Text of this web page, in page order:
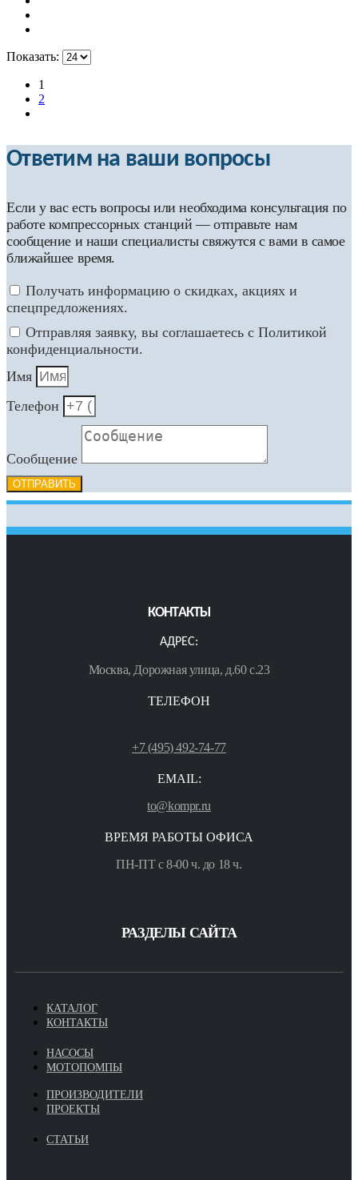
Показать:
1
2
Ответим на ваши вопросы
Если у вас есть вопросы или необходима консультация по
работе компрессорных станций — отправьте нам
сообщение и наши специалисты свяжутся с вами в самое
ближайшее время.
Получать информацию о скидках, акциях и
спецпредложениях.
Отправляя заявку, вы соглашаетесь с Политикой
конфиденциальности.
Имя
Телефон
Сообщение
ОТПРАВИТЬ
КОНТАКТЫ
АДРЕС:
Москва, Дорожная улица, д.60 с.23
ТЕЛЕФОН
+7 (495) 492-74-77
EMAIL:
to@kompr.ru
ВРЕМЯ РАБОТЫ ОФИСА
ПН-ПТ с 8-00 ч. до 18 ч.
РАЗДЕЛЫ САЙТА
КАТАЛОГ
КОНТАКТЫ
НАСОСЫ
МОТОПОМПЫ
ПРОИЗВОДИТЕЛИ
ПРОЕКТЫ
СТАТЬИ